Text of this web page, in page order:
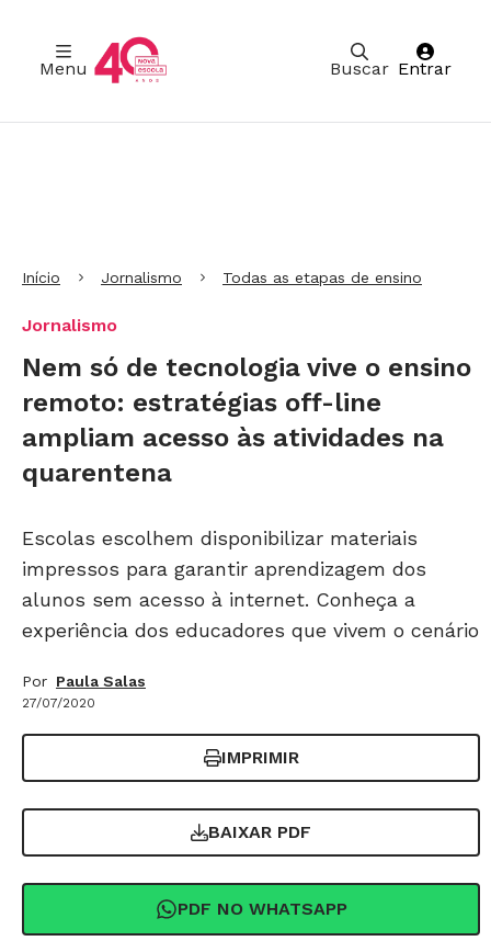
Buscar
Menu Entrar
Início Jornalismo Todas as etapas de ensino
Jornalismo
Nem só de tecnologia vive o ensino
remoto: estratégias off-line
ampliam acesso às atividades na
quarentena
Escolas escolhem disponibilizar materiais
impressos para garantir aprendizagem dos
alunos sem acesso à internet. Conheça a
experiência dos educadores que vivem o cenário
Por Paula Salas
27/07/2020
IMPRIMIR
BAIXAR PDF
PDF NO WHATSAPP